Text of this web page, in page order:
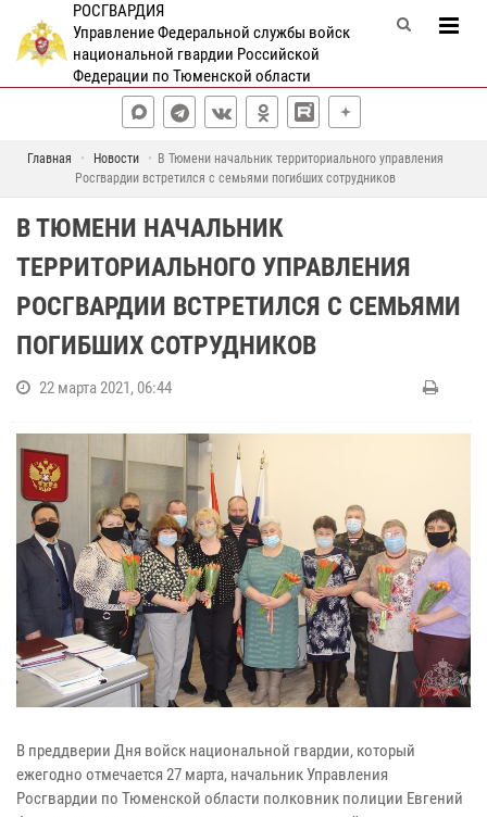
РОСГВАРДИЯ
Управление Федеральной службы войск
национальной гвардии Российской
Федерации по Тюменской области
Главная Новости
В Тюмени начальник территориального управления
Росгвардии встретился с семьями погибших сотрудников
В ТЮМЕНИ НАЧАЛЬНИК
ТЕРРИТОРИАЛЬНОГО УПРАВЛЕНИЯ
РОСГВАРДИИ ВСТРЕТИЛСЯ С СЕМЬЯМИ
ПОГИБШИХ СОТРУДНИКОВ
22 марта 2021, 06:44
В преддверии Дня войск национальной гвардии, который
ежегодно отмечается 27 марта, начальник Управления
Росгвардии по Тюменской области полковник полиции Евгений